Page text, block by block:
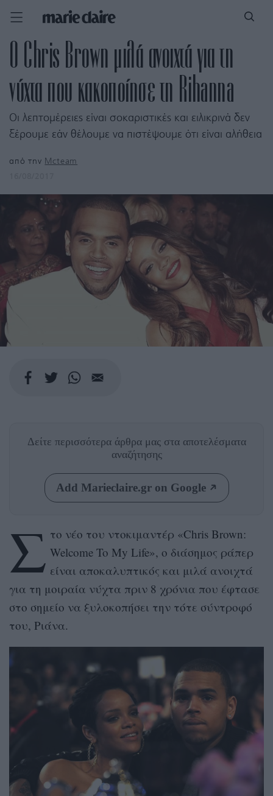
Ο Chris Brown μιλά ανοιχτά για τη
νύχτα που κακοποίησε τη Rihanna
Οι λεπτομέρειες είναι σοκαριστικές και ειλικρινά δεν
ξέρουμε εάν θέλουμε να πιστέψουμε ότι είναι αλήθεια
από την Mcteam
Δείτε περισσότερα άρθρα μας στα αποτελέσματα
αναζήτησης
Add Marieclaire.gr on Google
Σ το νέο του ντοκιμαντέρ «Chris Brown:
Welcome To My Life», ο διάσημος ράπερ
είναι αποκαλυπτικός και μιλά ανοιχτά
για τη μοιραία νύχτα πριν 8 χρόνια που έφτασε
στο σημείο να ξυλοκοπήσει την τότε σύντροφό
του, Ριάνα.